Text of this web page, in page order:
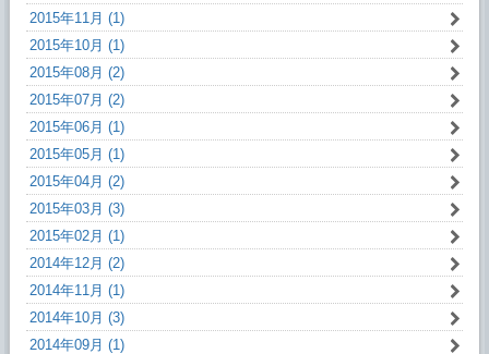
2015年11月 (1)
2015年10月 (1)
2015年08月 (2)
2015年07月 (2)
2015年06月 (1)
2015年05月 (1)
2015年04月 (2)
2015年03月 (3)
2015年02月 (1)
2014年12月 (2)
2014年11月 (1)
2014年10月 (3)
2014年09月 (1)